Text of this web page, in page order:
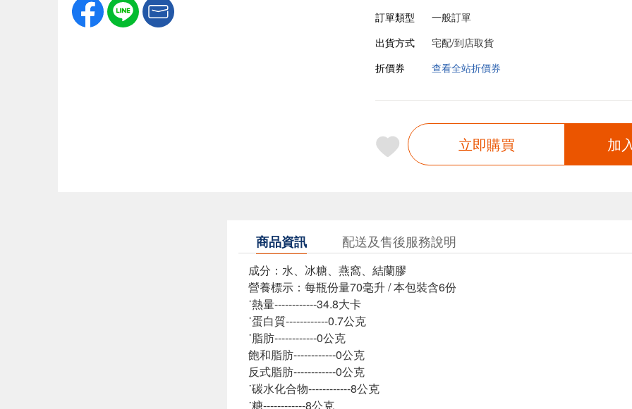
訂單類型
一般訂單
出貨方式
宅配/到店取貨
折價券
查看全站折價券
立即購買 加
商品資訊 配送及售後服務說明
成分：水、冰糖、燕窩、結蘭膠
營養標示：每瓶份量70毫升 / 本包裝含6份
˙熱量------------34.8大卡
˙蛋白質------------0.7公克
˙脂肪------------0公克
飽和脂肪------------0公克
反式脂肪------------0公克
˙碳水化合物------------8公克
˙糖------------8公克